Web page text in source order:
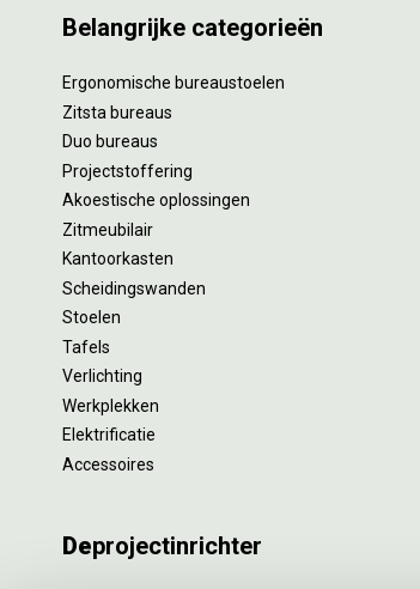
Belangrijke categorieën
Ergonomische bureaustoelen
Zitsta bureaus
Duo bureaus
Projectstoffering
Akoestische oplossingen
Zitmeubilair
Kantoorkasten
Scheidingswanden
Stoelen
Tafels
Verlichting
Werkplekken
Elektrificatie
Accessoires
Deprojectinrichter